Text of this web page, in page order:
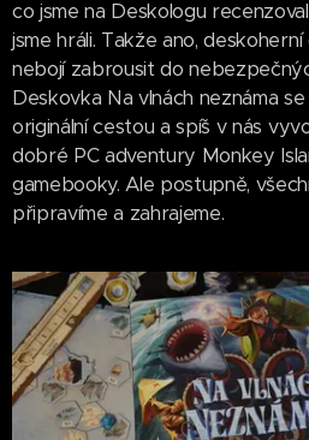
co jsme na Deskologu
jsme hráli. Takže ano,
nebojí zabrousit do
Deskovka Na vlnách neznáma
originální cestou a spíš v nás
dobré PC adventury Monkey
gamebooky. Ale postupně,
připravíme a zahrajeme.